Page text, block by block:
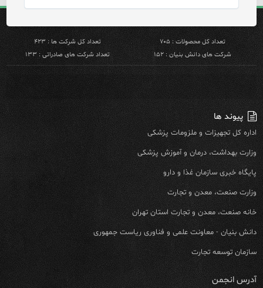
تعداد کل محصولات : ۷۰۵
تعداد کل شرکت ها : ۴۲۳
شرکت های دانش بنیان : ۱۵۲
تعداد شرکت های صادراتی : ۱۳۳
پیوند ها
اداره کل تجهیزات و ملزومات پزشکی
وزارت بهداشت، درمان و آموزش پزشکی
پایگاه خبری سازمان غذا و دارو
وزارت صنعت، معدن و تجارت
خانه صنعت، معدن و تجارت استان تهران
دانش بنیان - معاونت علمی و فناوری ریاست جمهوری
سازمان توسعه تجارت
آدرس انجمن